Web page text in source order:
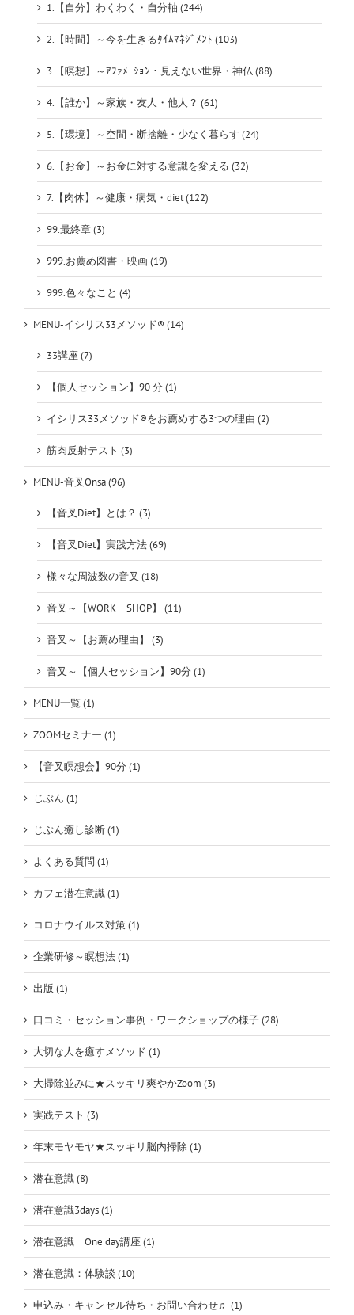
1.【自分】わくわく・自分軸 (244)
2.【時間】～今を生きるﾀｲﾑﾏﾈｼﾞﾒﾝﾄ (103)
3.【瞑想】～ｱﾌｧﾒｰｼｮﾝ・見えない世界・神仏 (88)
4.【誰か】～家族・友人・他人？ (61)
5.【環境】～空間・断捨離・少なく暮らす (24)
6.【お金】～お金に対する意識を変える (32)
7.【肉体】～健康・病気・diet (122)
99.最終章 (3)
999.お薦め図書・映画 (19)
999.色々なこと (4)
MENU-イシリス33メソッド® (14)
33講座 (7)
【個人セッション】90 分 (1)
イシリス33メソッド®をお薦めする3つの理由 (2)
筋肉反射テスト (3)
MENU-音叉Onsa (96)
【音叉Diet】とは？ (3)
【音叉Diet】実践方法 (69)
様々な周波数の音叉 (18)
音叉～【WORK SHOP】 (11)
音叉～【お薦め理由】 (3)
音叉～【個人セッション】90分 (1)
MENU一覧 (1)
ZOOMセミナー (1)
【音叉瞑想会】90分 (1)
じぶん (1)
じぶん癒し診断 (1)
よくある質問 (1)
カフェ潜在意識 (1)
コロナウイルス対策 (1)
企業研修～瞑想法 (1)
出版 (1)
口コミ・セッション事例・ワークショップの様子 (28)
大切な人を癒すメソッド (1)
大掃除並みに★スッキリ爽やかZoom (3)
実践テスト (3)
年末モヤモヤ★スッキリ脳内掃除 (1)
潜在意識 (8)
潜在意識3days (1)
潜在意識 One day講座 (1)
潜在意識：体験談 (10)
申込み・キャンセル待ち・お問い合わせ♬ (1)